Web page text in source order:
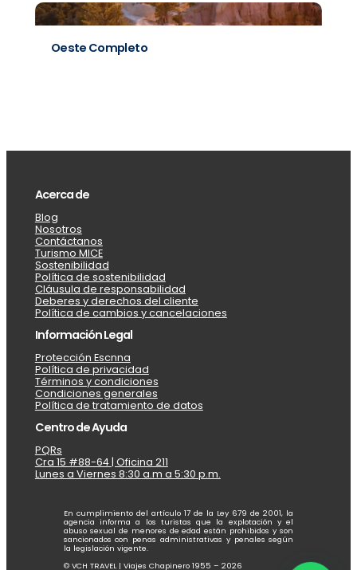
Oeste Completo
Acerca de
Blog
Nosotros
Contáctanos
Turismo MICE
Sostenibilidad
Política de sostenibilidad
Cláusula de responsabilidad
Deberes y derechos del cliente
Política de cambios y cancelaciones
Información Legal
Protección Escnna
Política de privacidad
Términos y condiciones
Condiciones generales
Política de tratamiento de datos
Centro de Ayuda
PQRs
Cra 15 #88-64 | Oficina 211
Lunes a Viernes 8:30 a.m a 5:30 p.m.
En cumplimiento del artículo 17 de la Ley 679 de 2001, la
agencia informa a los turistas que la explotación y el
abuso sexual de menores de edad están prohibidos y son
sancionados con penas administrativas y penales según
la legislación vigente.
© VCH TRAVEL | Viajes Chapinero 1955 – 2026